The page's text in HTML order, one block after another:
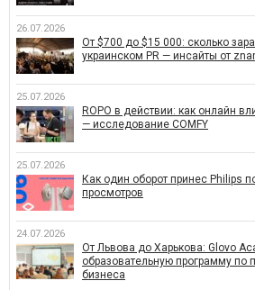
26.07.2026
От $700 до $15 000: сколько
украинском PR — инсайты от
25.07.2026
ROPO в действии: как онлайн
— исследование COMFY
25.07.2026
Как один оборот принес Philips
просмотров
24.07.2026
От Львова до Харькова: Glovo
образовательную программу по
бизнеса